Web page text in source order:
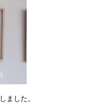
ました。